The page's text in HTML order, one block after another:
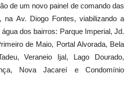
de um novo painel de comando das
na Av. Diogo Fontes, viabilizando a
dos bairros: Parque Imperial, Jd.
de Maio, Portal Alvorada, Bela
Veraneio Ijal, Lago Dourado,
Nova Jacareí e Condomínio